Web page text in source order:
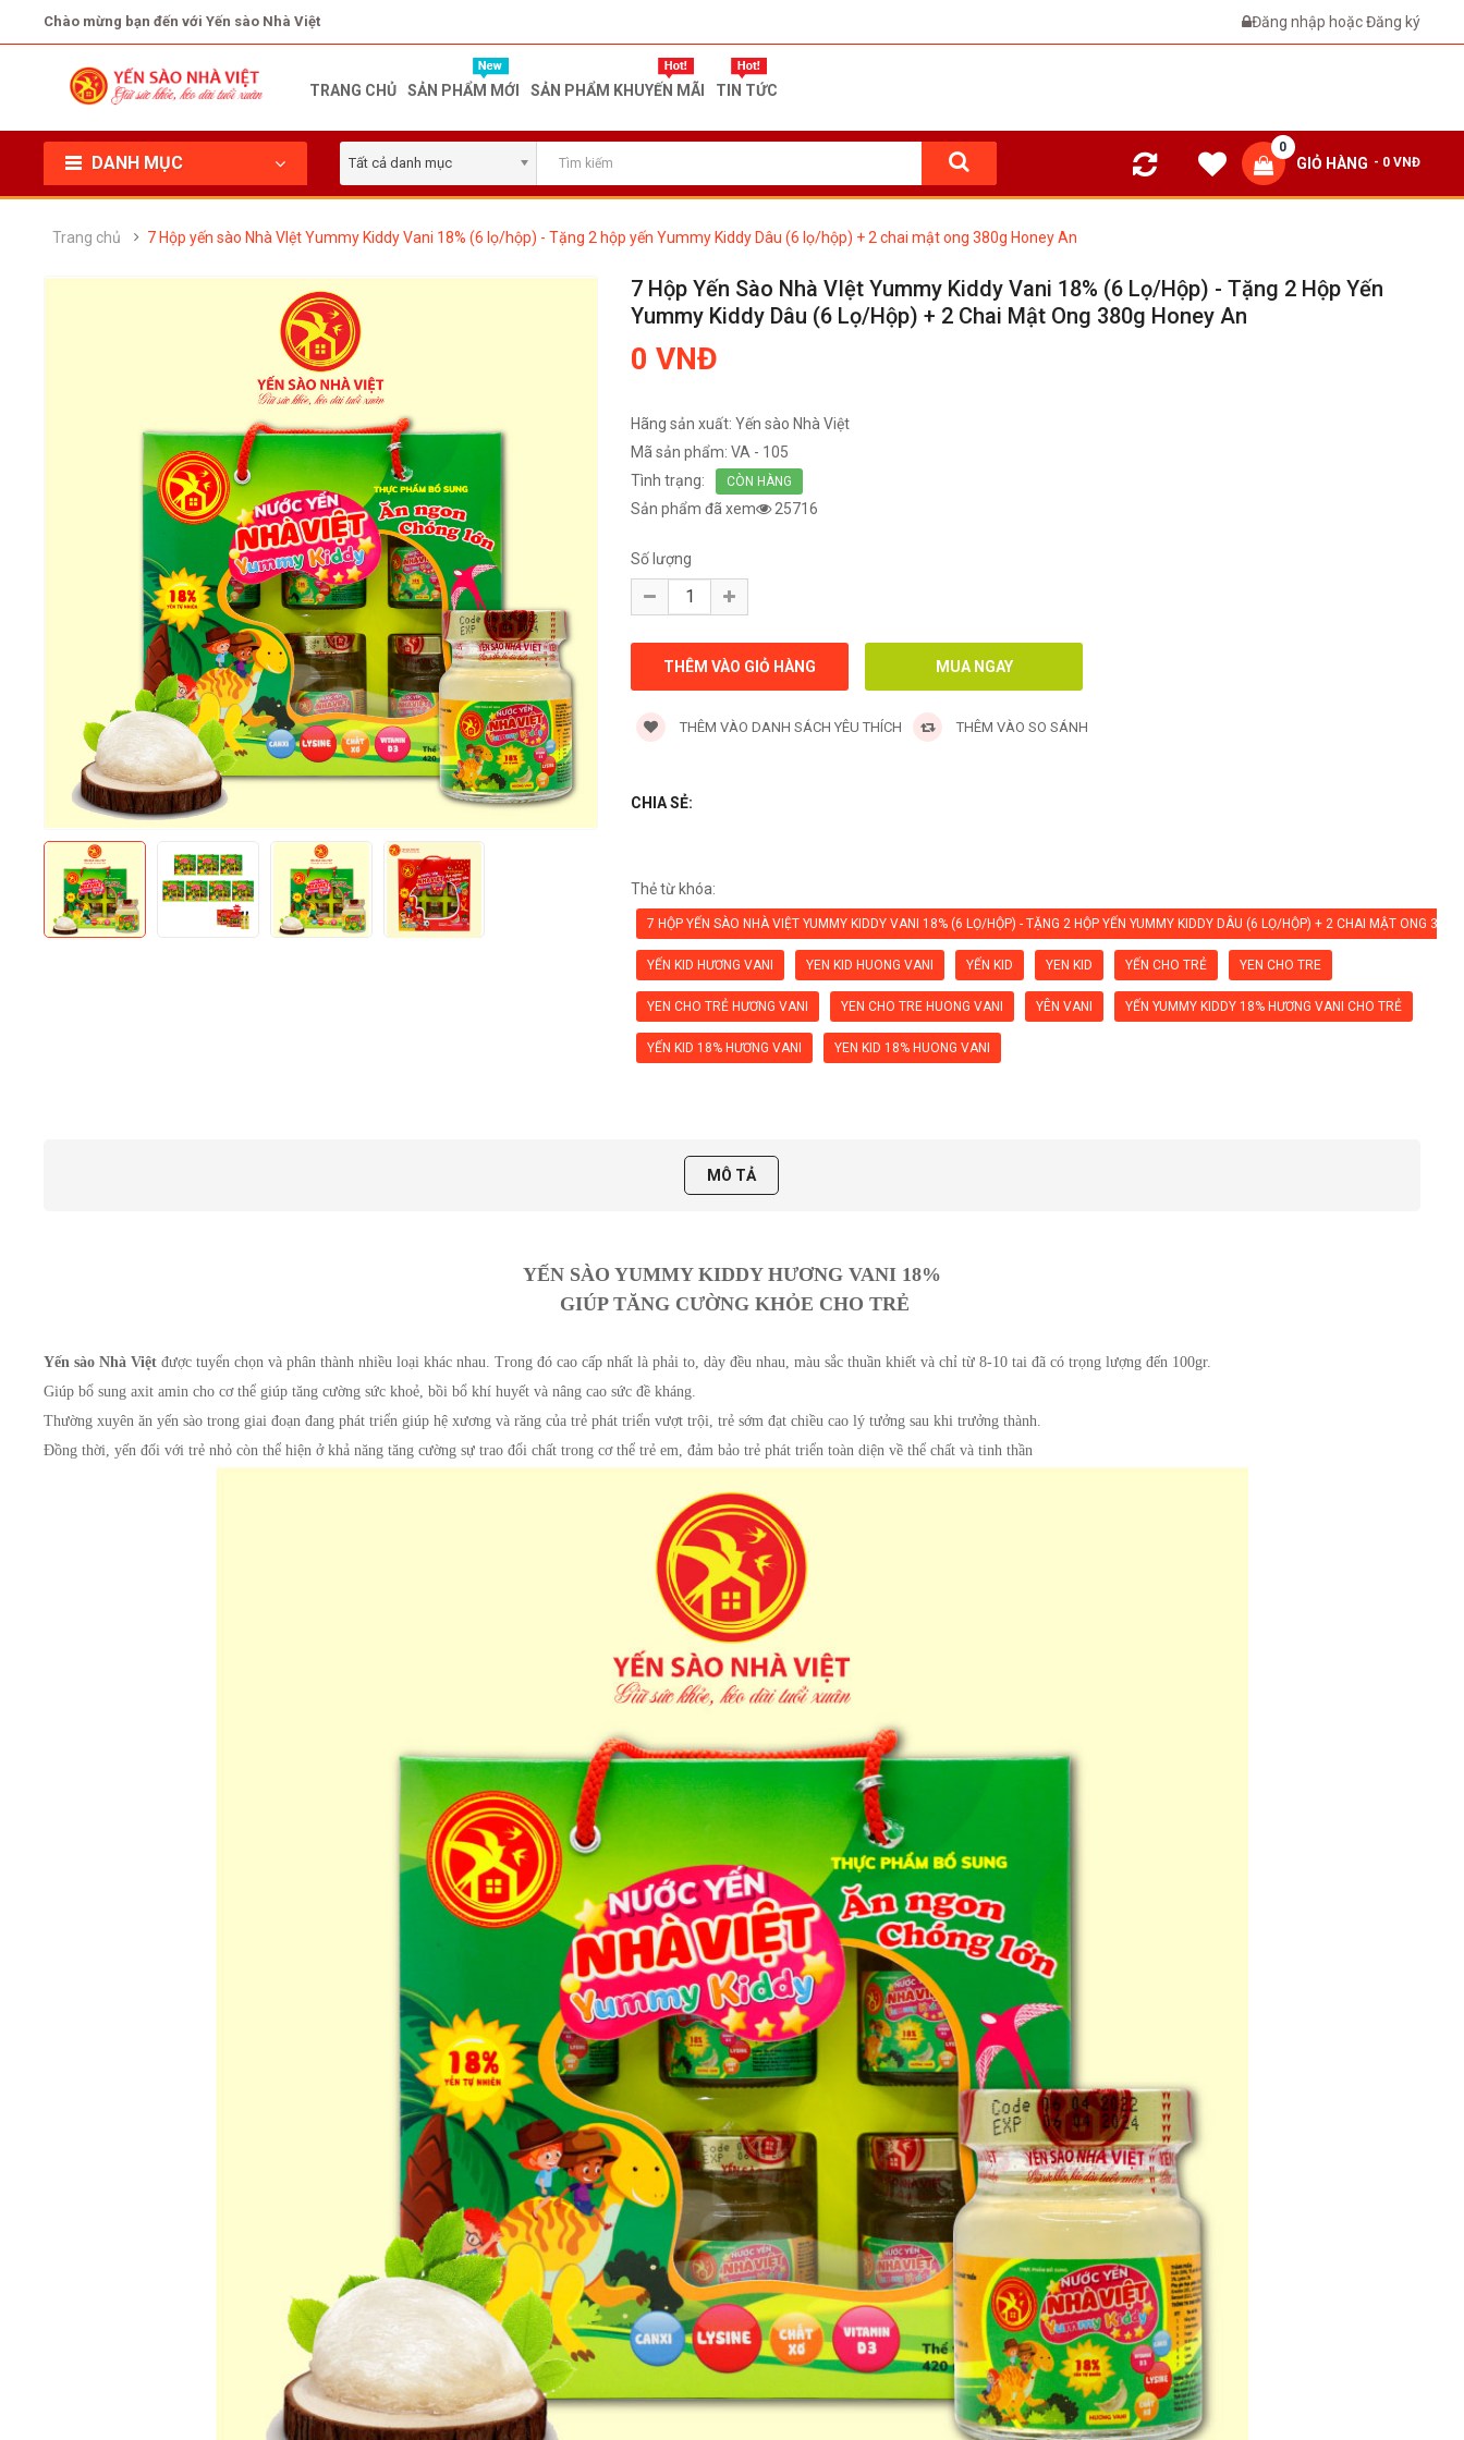
Chào mừng bạn đến với Yến sào Nhà Việt Đăng nhập hoặcĐăng ký
TRANG CHỦ SẢN PHẨM MỚI SẢN PHẨM KHUYẾN MÃI TIN TỨC
DANH MỤC Tất cả danh mục GIỎ HÀNG
0
- 0 VNĐ
Trang chủ 7 Hộp yến sào Nhà VIệt Yummy Kiddy Vani 18% (6 lọ/hộp) - Tặng 2 hộp yến Yummy Kiddy Dâu (6 lọ/hộp) + 2 chai mật ong 380g Honey An
7 Hộp Yến Sào Nhà VIệt Yummy Kiddy Vani 18% (6 Lọ/hộp) - Tặng 2 Hộp Yến
Yummy Kiddy Dâu (6 Lọ/hộp) + 2 Chai Mật Ong 380g Honey An
0 VNĐ
Hãng sản xuất:Yến sào Nhà Việt
Mã sản phẩm:VA - 105
Tình trạng:
CÒN HÀNG
Sản phẩm đã xem 25716
Số lượng
THÊM VÀO DANH SÁCH YÊU THÍCH THÊM VÀO SO SÁNH
CHIA SẺ:
Thẻ từ khóa:
7 HỘP YẾN SÀO NHÀ VIỆT YUMMY KIDDY VANI 18% (6 LỌ/HỘP) - TẶNG 2 HỘP YẾN YUMMY KIDDY DÂU (6 LỌ/HỘP) + 2 CHAI MẬT ONG
YẾN KID HƯƠNG VANI YEN KID HUONG VANI YẾN KID YEN KID YẾN CHO TRẺ YEN CHO TRE
YEN CHO TRẺ HƯƠNG VANI YEN CHO TRE HUONG VANI YÊN VANI YẾN YUMMY KIDDY 18% HƯƠNG VANI CHO TRẺ
YẾN KID 18% HƯƠNG VANI YEN KID 18% HUONG VANI
MÔ TẢ
YẾN SÀO YUMMY KIDDY HƯƠNG VANI 18%
GIÚP TĂNG CƯỜNG KHỎE CHO TRẺ
Yến sào Nhà Việt được tuyển chọn và phân thành nhiều loại khác nhau. Trong đó cao cấp nhất là phải to, dày đều nhau, màu sắc thuần khiết và chỉ từ 8-10 tai đã có trọng lượng đến 100gr.
Giúp bổ sung axit amin cho cơ thể giúp tăng cường sức khoẻ, bồi bổ khí huyết và nâng cao sức đề kháng.
Thường xuyên ăn yến sào trong giai đoạn đang phát triển giúp hệ xương và răng của trẻ phát triển vượt trội, trẻ sớm đạt chiều cao lý tưởng sau khi trưởng thành.
Đồng thời, yến đối với trẻ nhỏ còn thể hiện ở khả năng tăng cường sự trao đổi chất trong cơ thể trẻ em, đảm bảo trẻ phát triển toàn diện về thể chất và tinh thần